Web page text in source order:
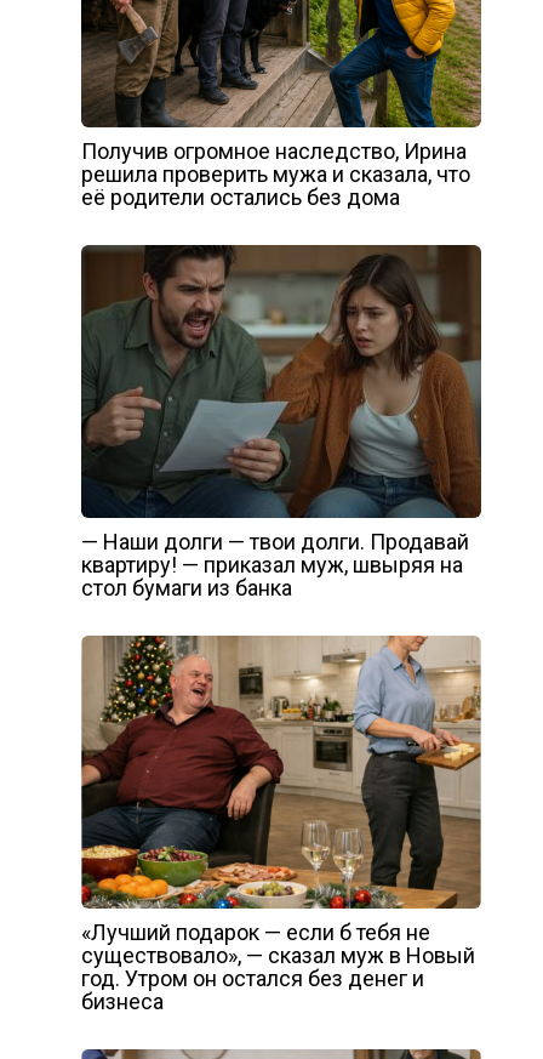
Получив огромное наследство, Ирина
решила проверить мужа и сказала, что
её родители остались без дома
— Наши долги — твои долги. Продавай
квартиру! — приказал муж, швыряя на
стол бумаги из банка
«Лучший подарок — если б тебя не
существовало», — сказал муж в Новый
год. Утром он остался без денег и
бизнеса